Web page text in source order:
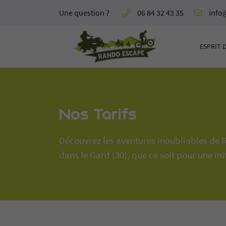
Une question ? 06 84 32 43 35
ESPRIT
Par
Nos Tarifs
Découvrez les aventures inoubliables de
dans le Gard (30), que ce soit pour une